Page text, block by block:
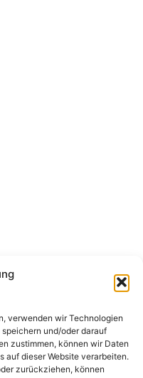
verwenden wir Technologien
und/oder darauf
zustimmen, können wir Daten
auf dieser Website verarbeiten.
zurückziehen, können